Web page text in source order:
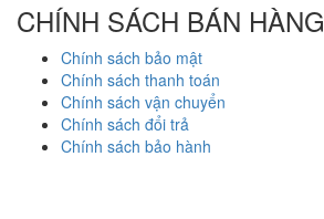
CHÍNH SÁCH BÁN HÀNG
Chính sách bảo mật
Chính sách thanh toán
Chính sách vận chuyển
Chính sách đổi trả
Chính sách bảo hành